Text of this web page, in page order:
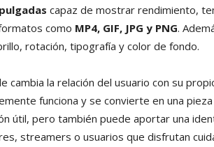
capaz de mostrar rendimiento,
como MP4, GIF, JPG y PNG.
rotación, tipografía y color de fondo.
cambia la relación del usuario con su
funciona y se convierte en una
útil, pero también puede aportar una
streamers o usuarios que disfrutan